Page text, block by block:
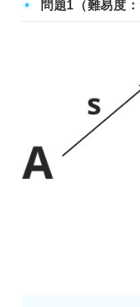
問題1（難易